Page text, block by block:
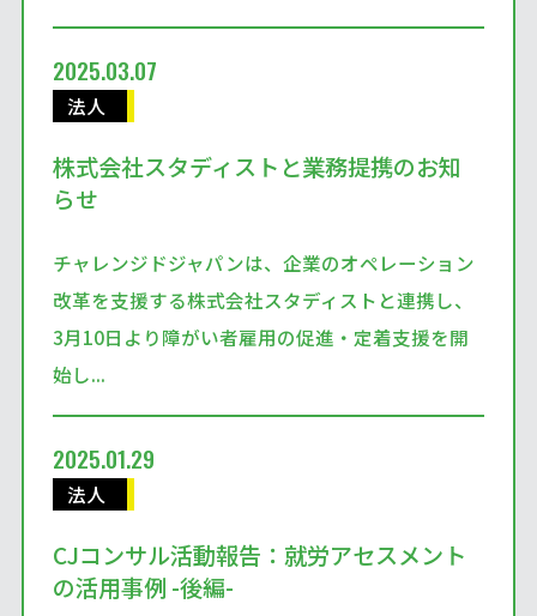
2025.03.07
法人
株式会社スタディストと業務提携のお知
らせ
チャレンジドジャパンは、企業のオペレーション
改革を支援する株式会社スタディストと連携し、
3月10日より障がい者雇用の促進・定着支援を開
始し...
2025.01.29
法人
CJコンサル活動報告：就労アセスメント
の活用事例 -後編-